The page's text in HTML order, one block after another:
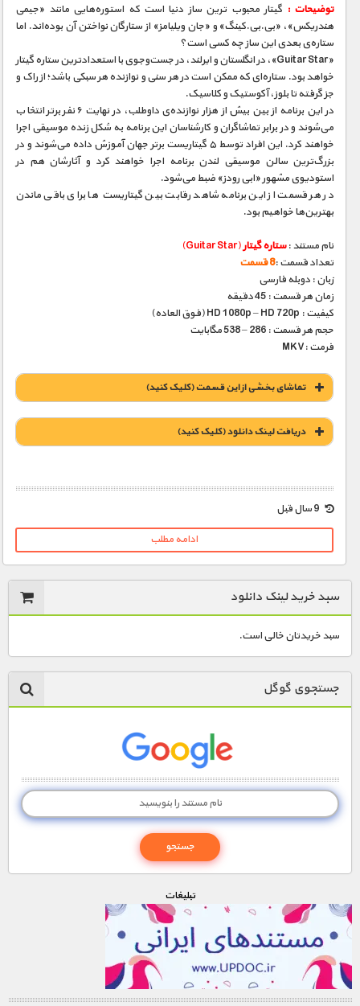
توضیحات : گیتار محبوب‌ ترین ساز دنیا است که استوره‌هایی مانند «جیمی
هندریکس»، «بی.‌بی.کینگ» و «جان ویلیامز» از ستارگان نواختن آن بوده‌اند. اما
ستاره‌ی بعدی این ساز چه کسی است؟
«Guitar Star»، در انگلستان و ایرلند، در جست‌و‌جوی با استعداد‌ترین ستاره‌ گیتار
خواهد بود. ستاره‌ای که ممکن است در هر سنی و نوازنده‌ هر سبکی باشد؛ از راک و
جز گرفته تا بلوز، آکوستیک و کلاسیک.
در این برنامه از بین بیش از هزار نوازنده‌ی داوطلب، در نهایت ۶ نفر برتر انتخاب
می‌شوند و در برابر تماشاگران و کار‌شناسان این برنامه به شکل زنده موسیقی اجرا
خواهند کرد. این افراد توسط ۵ گیتاریست بر‌تر جهان آموزش داده می‌شوند و در
بزرگ‌ترین سالن موسیقی لندن برنامه اجرا خواهند کرد و آثارشان هم در
استودیوی مشهور «ابی رودز» ضبط می‌شود.
در هر قسمت از این برنامه شاهد رقابت بین گیتاریست‌ ها برای باقی ماندن
بهترین‌ها خواهیم بود.
نام مستند :ستاره گیتار(Guitar Star)
تعداد قسمت :8 قسمت
زبان : دوبله فارسی
زمان هر قسمت : 45 دقیقه
کیفیت : HD 1080p – HD 720p (فوق العاده)
حجم هر قسمت : 286 – 538 مگابایت
فرمت :MKV
تماشای بخشی از این قسمت (کلیک کنید)
دریافت لينک دانلود (کليک کنيد)
1900 تومان – لينک دانلود قسمت 1 (افزودن به سبد خريد)
1900 تومان – لينک دانلود قسمت 3 (افزودن به سبد خريد)
1900 تومان – لينک دانلود قسمت 4 (افزودن به سبد خريد)
1900 تومان – لينک دانلود قسمت 5 (افزودن به سبد خريد)
1900 تومان – لينک دانلود قسمت 9 (افزودن به سبد خريد)
ادامه مطلب
سبد خرید لینک دانلود
سبد خریدتان خالی است.
جستجوی گوگل
تبليغات